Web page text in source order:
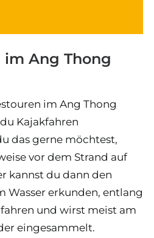
Ang Thong
im Ang Thong
Kajakfahren
das gerne möchtest,
vor dem Strand auf
kannst du dann den
Wasser erkunden, entlang
und wirst meist am
eingesammelt.